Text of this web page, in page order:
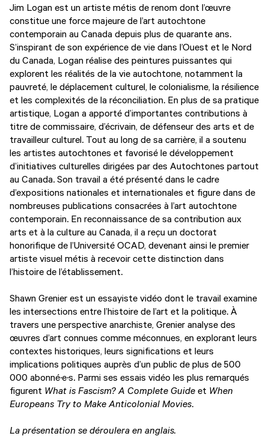
Jim Logan est un artiste métis de renom dont l’œuvre
constitue une force majeure de l’art autochtone
contemporain au Canada depuis plus de quarante ans.
S’inspirant de son expérience de vie dans l’Ouest et le Nord
du Canada, Logan réalise des peintures puissantes qui
explorent les réalités de la vie autochtone, notamment la
pauvreté, le déplacement culturel, le colonialisme, la résilience
et les complexités de la réconciliation. En plus de sa pratique
artistique, Logan a apporté d’importantes contributions à
titre de commissaire, d’écrivain, de défenseur des arts et de
travailleur culturel. Tout au long de sa carrière, il a soutenu
les artistes autochtones et favorisé le développement
d’initiatives culturelles dirigées par des Autochtones partout
au Canada. Son travail a été présenté dans le cadre
d’expositions nationales et internationales et figure dans de
nombreuses publications consacrées à l’art autochtone
contemporain. En reconnaissance de sa contribution aux
arts et à la culture au Canada, il a reçu un doctorat
honorifique de l’Université OCAD, devenant ainsi le premier
artiste visuel métis à recevoir cette distinction dans
l’histoire de l’établissement.
Shawn Grenier est un essayiste vidéo dont le travail examine
les intersections entre l’histoire de l’art et la politique. À
travers une perspective anarchiste, Grenier analyse des
œuvres d’art connues comme méconnues, en explorant leurs
contextes historiques, leurs significations et leurs
implications politiques auprès d’un public de plus de 500
000 abonné·e·s. Parmi ses essais vidéo les plus remarqués
figurent What is Fascism? A Complete Guideet When
Europeans Try to Make Anticolonial Movies.
La présentation se déroulera en anglais.